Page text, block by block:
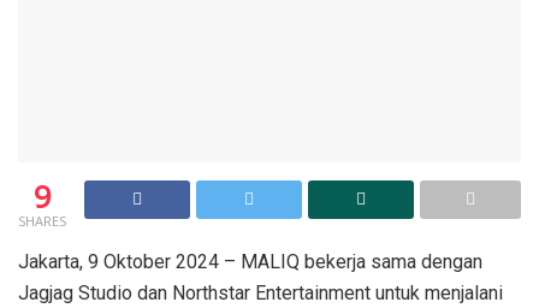
9
SHARES
Jakarta, 9 Oktober 2024 – MALIQ bekerja sama dengan
Jagjag Studio dan Northstar Entertainment untuk menjalani